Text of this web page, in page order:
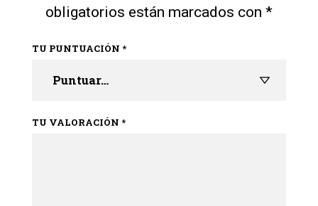
obligatorios están marcados con *
TU PUNTUACIÓN *
TU VALORACIÓN *